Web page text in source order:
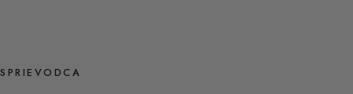
SPRIEVODCA